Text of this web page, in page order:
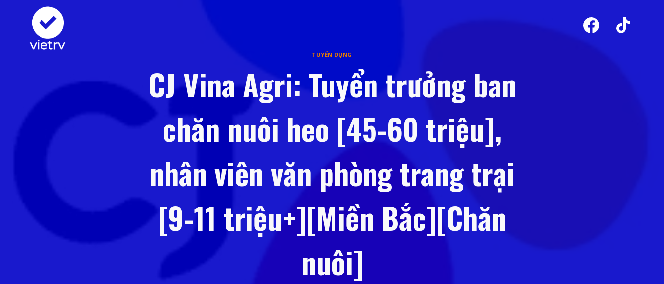
TUYỂN DỤNG
CJ Vina Agri: Tuyển trưởng ban
chăn nuôi heo [45-60 triệu],
nhân viên văn phòng trang trại
[9-11 triệu+][Miền Bắc][Chăn
nuôi]